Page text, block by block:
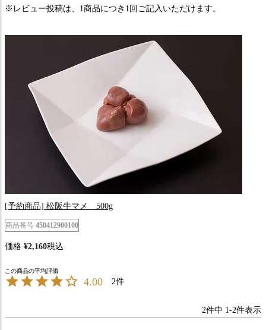
※レビュー投稿は、1商品につき1回ご記入いただけます。
[予約商品] 松阪牛マメ 500g
商品番号 450412900100
価格 ¥2,160税込
4.00 2
2件中 1-2件表示